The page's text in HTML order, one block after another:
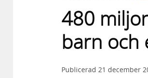
480
barn och
Publicerad 21 december